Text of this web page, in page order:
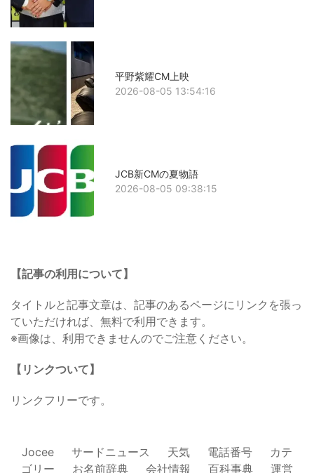
平野紫耀CM上映
2026-08-05 13:54:16
JCB新CMの夏物語
2026-08-05 09:38:15
【記事の利用について】
タイトルと記事文章は、記事のあるページにリンクを張っ
ていただければ、無料で利用できます。
※画像は、利用できませんのでご注意ください。
【リンクついて】
リンクフリーです。
Jocee サードニュース 天気 電話番号
カテ
ゴリー
お名前辞典 会社情報 百科事典 運営